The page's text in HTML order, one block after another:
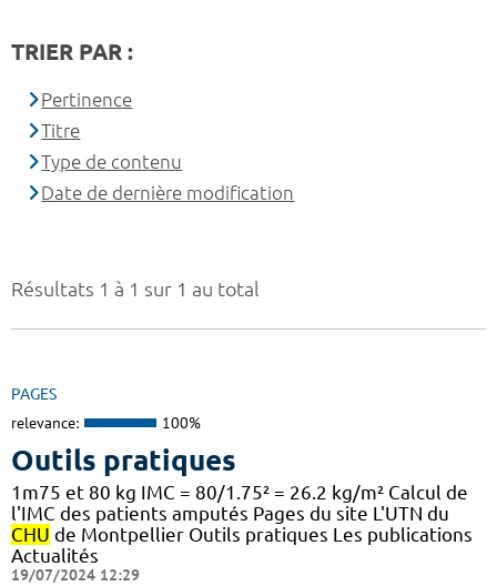
Résultats 1 à 1 sur 1 au total
PAGES
relevance: 100%
Outils pratiques
1m75 et 80 kg IMC = 80/1.75² = 26.2 kg/m² Calcul de
l'IMC des patients amputés Pages du site L'UTN du
CHU de Montpellier Outils pratiques Les publications
Actualités
19/07/2024 12:29
TRIER PAR :
Pertinence
Titre
Type de contenu
Date de dernière modification